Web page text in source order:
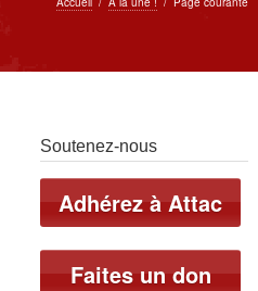
Soutenez-nous
Adhérez à Attac
Faites un don